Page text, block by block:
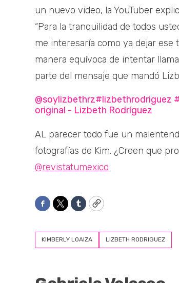
un nuevo video, la YouTuber
“Para la tranquilidad de todos
me interesaría como ya dejar ese
manera equívoca de intentar
parte del mensaje que mandó
@soylizbethrz#lizbethrodriguez
original - Lizbeth Rodríguez
AL parecer todo fue un
fotografías de Kim. ¿Creen que
@revistatumexico
Facebook
TwitterTumblrCopy
KIMBERLY LOAIZA LIZBETH RODRIGUEZ